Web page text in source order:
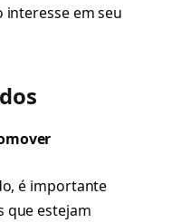
em seu
é importante
que estejam